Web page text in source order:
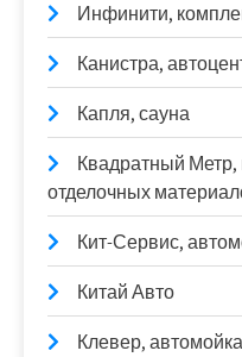
Инфинити,
Канистра,
Капля, сауна
Квадратный Метр,
отделочных
Кит-Сервис,
Китай Авто
Клевер, автомойка